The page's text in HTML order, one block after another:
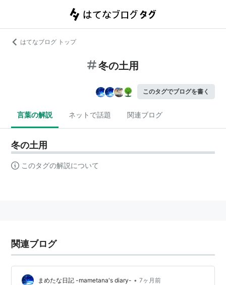
はてなブログ トップ
冬の土用
このタグでブログを書く
言葉の解説 ネットで話題 関連ブログ
冬の土用
このタグの解説について
関連ブログ
まめたな日記 -mametana's diary- • 7ヶ月前